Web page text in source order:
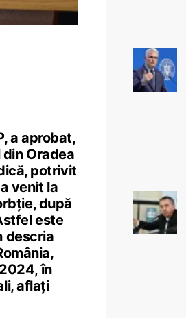
a aprobat,
Oradea
potrivit
venit la
după
este
descria
în
aflați